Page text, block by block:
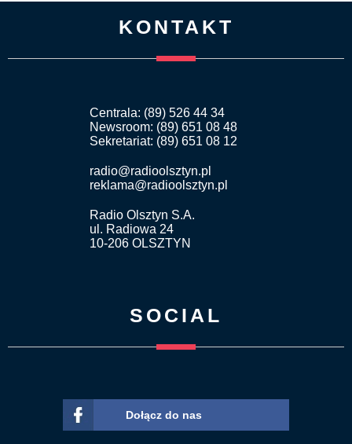
KONTAKT
Centrala: (89) 526 44 34
Newsroom: (89) 651 08 48
Sekretariat: (89) 651 08 12
radio@radioolsztyn.pl
reklama@radioolsztyn.pl
Radio Olsztyn S.A.
ul. Radiowa 24
10-206 OLSZTYN
SOCIAL
Dołącz do nas